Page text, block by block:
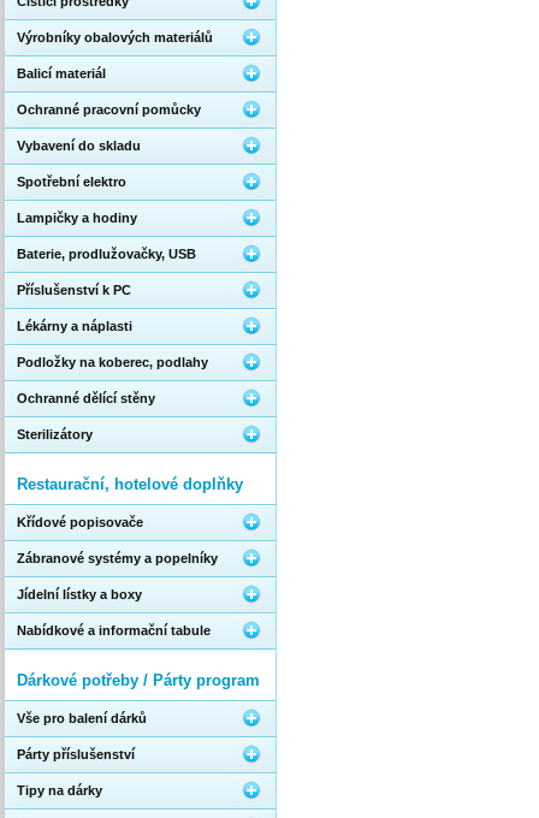
Výrobníky obalových materiálů
Balicí materiál
Ochranné pracovní pomůcky
Vybavení do skladu
Spotřební elektro
Lampičky a hodiny
Baterie, prodlužovačky, USB
Příslušenství k PC
Lékárny a náplasti
Podložky na koberec, podlahy
Ochranné dělící stěny
Sterilizátory
Restaurační, hotelové doplňky
Křídové popisovače
Zábranové systémy a popelníky
Jídelní lístky a boxy
Nabídkové a informační tabule
Dárkové potřeby / Párty program
Vše pro balení dárků
Párty příslušenství
Tipy na dárky